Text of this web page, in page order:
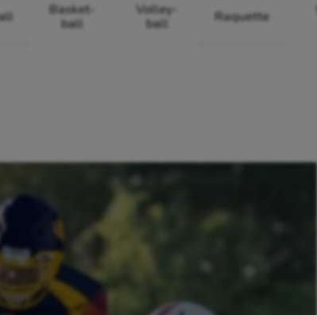
Basket-
ball
Volley-
ball
Raquette